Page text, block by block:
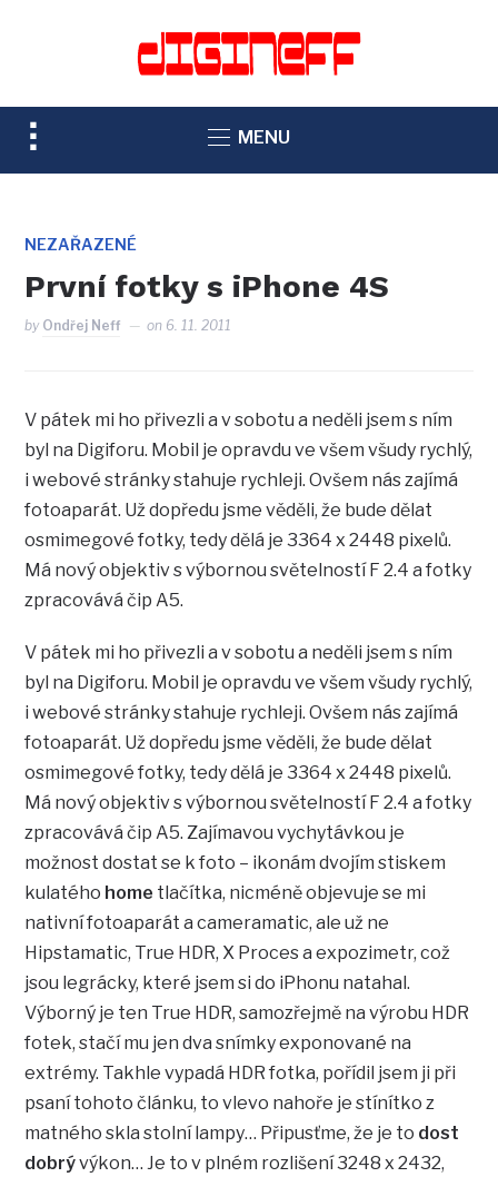
TOGGLE
SIDEBAR
NAVIGATION
MENU
NEZAŘAZENÉ
První fotky s iPhone 4S
by Ondřej Neff on 6. 11. 2011
V pátek mi ho přivezli a v sobotu a neděli jsem s ním
byl na Digiforu. Mobil je opravdu ve všem všudy rychlý,
i webové stránky stahuje rychleji. Ovšem nás zajímá
fotoaparát. Už dopředu jsme věděli, že bude dělat
osmimegové fotky, tedy dělá je 3364 x 2448 pixelů.
Má nový objektiv s výbornou světelností F 2.4 a fotky
zpracovává čip A5.
V pátek mi ho přivezli a v sobotu a neděli jsem s ním
byl na Digiforu. Mobil je opravdu ve všem všudy rychlý,
i webové stránky stahuje rychleji. Ovšem nás zajímá
fotoaparát. Už dopředu jsme věděli, že bude dělat
osmimegové fotky, tedy dělá je 3364 x 2448 pixelů.
Má nový objektiv s výbornou světelností F 2.4 a fotky
zpracovává čip A5. Zajímavou vychytávkou je
možnost dostat se k foto – ikonám dvojím stiskem
kulatého home tlačítka, nicméně objevuje se mi
nativní fotoaparát a cameramatic, ale už ne
Hipstamatic, True HDR, X Proces a expozimetr, což
jsou legrácky, které jsem si do iPhonu natahal.
Výborný je ten True HDR, samozřejmě na výrobu HDR
fotek, stačí mu jen dva snímky exponované na
extrémy. Takhle vypadá HDR fotka, pořídil jsem ji při
psaní tohoto článku, to vlevo nahoře je stínítko z
matného skla stolní lampy… Připusťme, že je to dost
dobrývýkon… Je to v plném rozlišení 3248 x 2432,